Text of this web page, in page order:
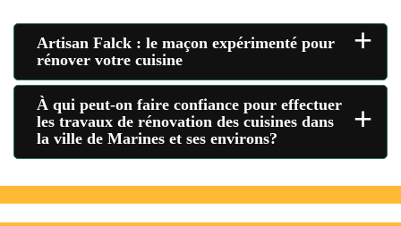
Artisan Falck : le maçon expérimenté pour
rénover votre cuisine
+
À qui peut-on faire confiance pour effectuer
les travaux de rénovation des cuisines dans
la ville de Marines et ses environs?
+